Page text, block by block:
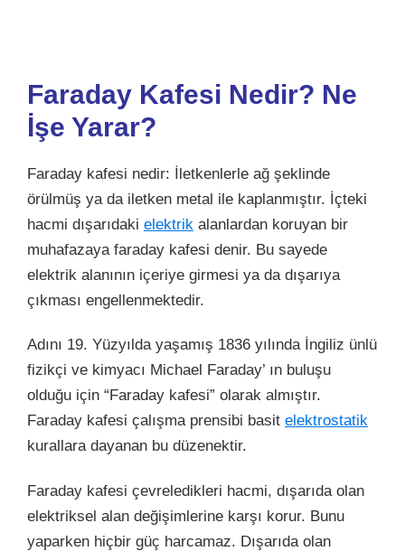
Faraday Kafesi Nedir? Ne
İşe Yarar?
Faraday kafesi nedir: İletkenlerle ağ şeklinde
örülmüş ya da iletken metal ile kaplanmıştır. İçteki
hacmi dışarıdaki elektrik alanlardan koruyan bir
muhafazaya faraday kafesi denir. Bu sayede
elektrik alanının içeriye girmesi ya da dışarıya
çıkması engellenmektedir.
Adını 19. Yüzyılda yaşamış 1836 yılında İngiliz ünlü
fizikçi ve kimyacı Michael Faraday’ ın buluşu
olduğu için “Faraday kafesi” olarak almıştır.
Faraday kafesi çalışma prensibi basit elektrostatik
kurallara dayanan bu düzenektir.
Faraday kafesi çevreledikleri hacmi, dışarıda olan
elektriksel alan değişimlerine karşı korur. Bunu
yaparken hiçbir güç harcamaz. Dışarıda olan